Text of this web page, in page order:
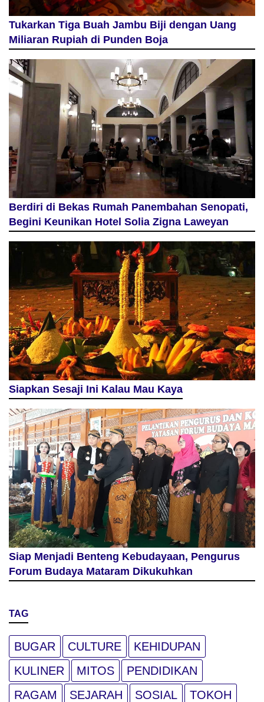
Tukarkan Tiga Buah Jambu Biji dengan Uang
Miliaran Rupiah di Punden Boja
Berdiri di Bekas Rumah Panembahan Senopati,
Begini Keunikan Hotel Solia Zigna Laweyan
Siapkan Sesaji Ini Kalau Mau Kaya
Siap Menjadi Benteng Kebudayaan, Pengurus
Forum Budaya Mataram Dikukuhkan
TAG
BUGAR CULTURE
KEHIDUPAN
KULINER
MITOS
PENDIDIKAN
RAGAM
SEJARAH SOSIAL
TOKOH